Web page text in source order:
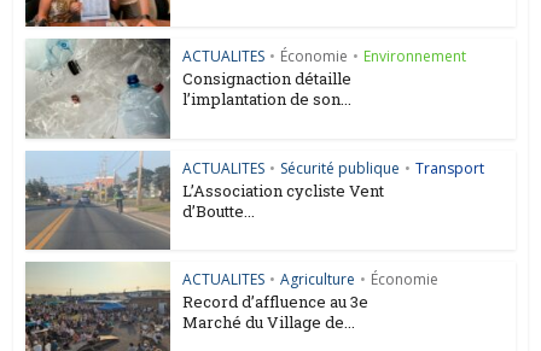
ACTUALITES • Économie • Environnement
Consignaction détaille
l’implantation de son...
ACTUALITES • Sécurité publique • Transport
L’Association cycliste Vent
d’Boutte...
ACTUALITES • Agriculture • Économie
Record d’affluence au 3e
Marché du Village de...